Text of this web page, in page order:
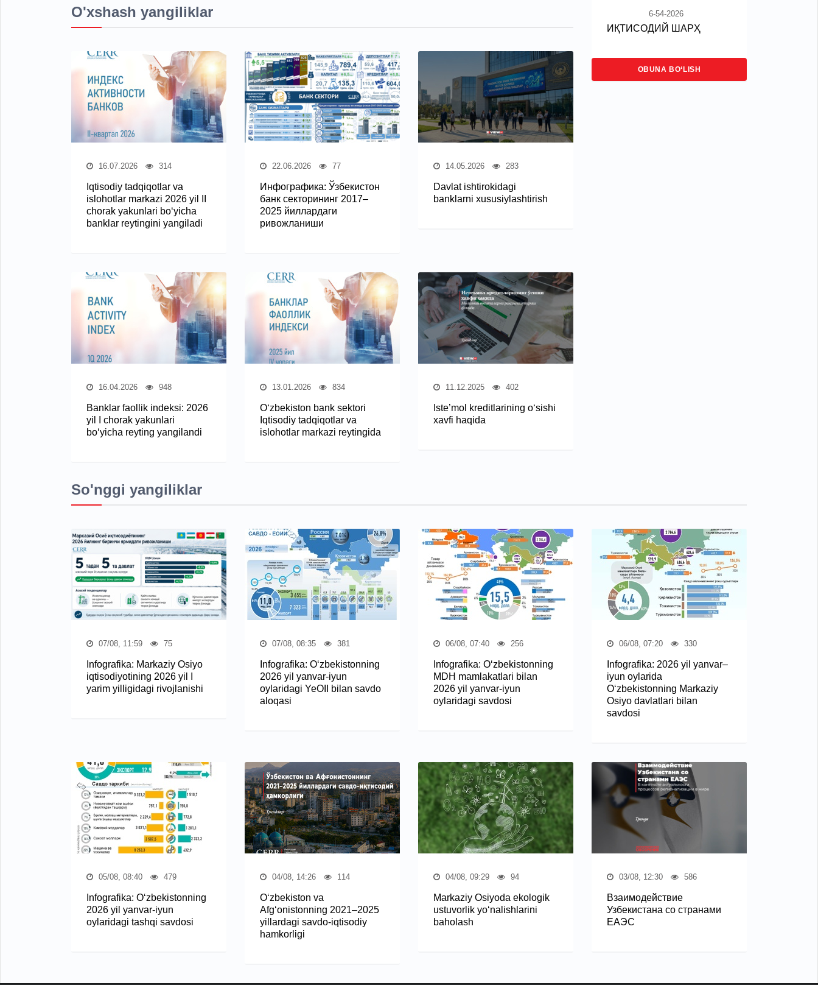
O'xshash yangiliklar
16.07.2026 314
Iqtisodiy tadqiqotlar va
islohotlar markazi 2026 yil II
chorak yakunlari bo‘yicha
banklar reytingini yangiladi
22.06.2026 77
Инфографика: Ўзбекистон
банк секторининг 2017–
2025 йиллардаги
ривожланиши
14.05.2026 283
Davlat ishtirokidagi
banklarni xususiylashtirish
16.04.2026 948
Banklar faollik indeksi: 2026
yil I chorak yakunlari
bo‘yicha reyting yangilandi
13.01.2026 834
O‘zbekiston bank sektori
Iqtisodiy tadqiqotlar va
islohotlar markazi reytingida
11.12.2025 402
Iste’mol kreditlarining o‘sishi
xavfi haqida
6-54-2026
ИҚТИСОДИЙ ШАРҲ
OBUNA BO‘LISH
So'nggi yangiliklar
07/08, 11:59 75
Infografika: Markaziy Osiyo
iqtisodiyotining 2026 yil I
yarim yilligidagi rivojlanishi
07/08, 08:35 381
Infografika: O‘zbekistonning
2026 yil yanvar-iyun
oylaridagi YeOII bilan savdo
aloqasi
06/08, 07:40 256
Infografika: O‘zbekistonning
MDH mamlakatlari bilan
2026 yil yanvar-iyun
oylaridagi savdosi
06/08, 07:20 330
Infografika: 2026 yil yanvar–
iyun oylarida
O‘zbekistonning Markaziy
Osiyo davlatlari bilan
savdosi
05/08, 08:40 479
Infografika: O‘zbekistonning
2026 yil yanvar-iyun
oylaridagi tashqi savdosi
04/08, 14:26 114
O‘zbekiston va
Afg‘onistonning 2021–2025
yillardagi savdo-iqtisodiy
hamkorligi
04/08, 09:29 94
Markaziy Osiyoda ekologik
ustuvorlik yo‘nalishlarini
baholash
03/08, 12:30 586
Взаимодействие
Узбекистана со странами
ЕАЭС